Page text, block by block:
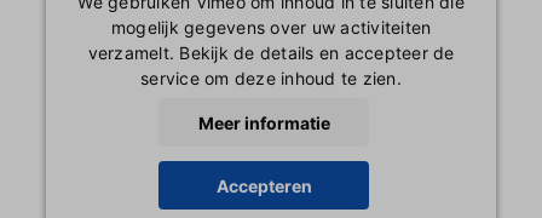
mogelijk gegevens over uw activiteiten
verzamelt. Bekijk de details en accepteer de
service om deze inhoud te zien.
Meer informatie
Accepteren